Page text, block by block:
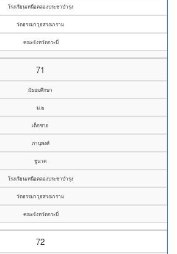
โรงเรียนเหนือคลองประชาบำรุง
วัดธรรมาวุธสรณาราม
คณะจังหวัดกระบี่
71
มัธยมศึกษา
ม.๒
เด็กชาย
ภานุพงศ์
ชูนาค
โรงเรียนเหนือคลองประชาบำรุง
วัดธรรมาวุธสรณาราม
คณะจังหวัดกระบี่
72